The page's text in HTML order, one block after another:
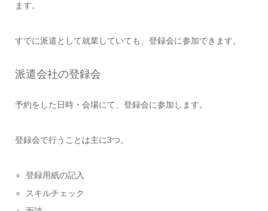
ます。
すでに派遣として就業していても、登録会に参加できます。
派遣会社の登録会
予約をした日時・会場にて、登録会に参加します。
登録会で行うことは主に3つ。
登録用紙の記入
スキルチェック